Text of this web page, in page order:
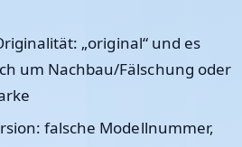
: „original“ und es
um Nachbau/Fälschung oder
: falsche Modellnummer,